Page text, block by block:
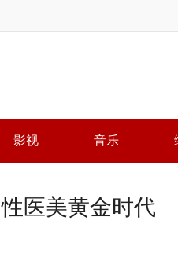
影视 音乐
医美黄金时代